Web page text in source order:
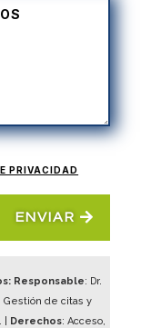
PRIVACIDAD
ENVIAR
Responsable: Dr.
Gestión de citas y
| Derechos: Acceso,